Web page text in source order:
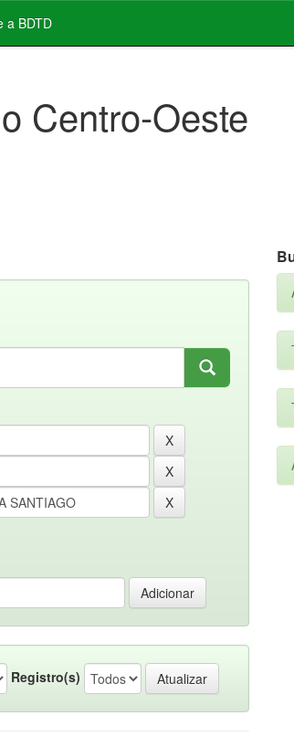
a BDTD
Centro-Oeste
Registro(s)